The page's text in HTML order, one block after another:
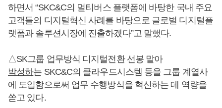
하면서 “SKC&C의 멀티버스 플랫폼에 바탕한 국내 주요
고객들의 디지털혁신 사례를 바탕으로 글로벌 디지털플
랫폼과 솔루션시장에 진출하겠다”고 말했다.
△SK그룹 업무방식 디지털전환 선봉 맡아
박성하는 SKC&C의 클라우드시스템 등을 그룹 계열사
에 도입함으로써 업무 수행방식을 혁신하는 데 역량을
쏟고 있다.